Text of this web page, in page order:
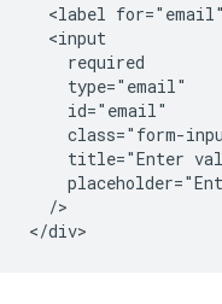
<label
  <input
    required
    type="email"
    id="email"
class="form-
title="Enter
  />